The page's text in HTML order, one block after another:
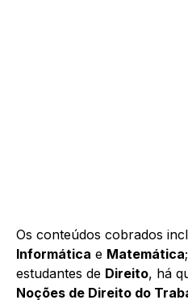
Os conteúdos cobrados
Informática e Matemática
estudantes de Direito, há
Noções de Direito do